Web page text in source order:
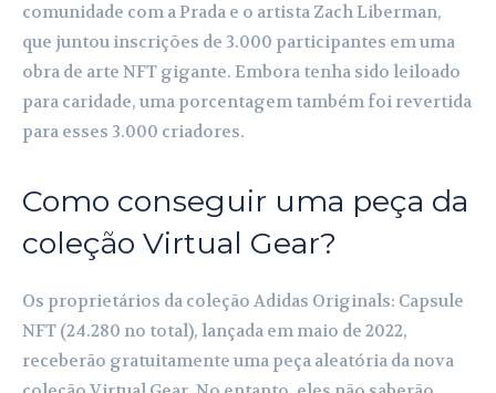
comunidade com a Prada e o artista Zach Liberman,
que juntou inscrições de 3.000 participantes em uma
obra de arte NFT gigante. Embora tenha sido leiloado
para caridade, uma porcentagem também foi revertida
para esses 3.000 criadores.
Como conseguir uma peça da
coleção Virtual Gear?
Os proprietários da coleção Adidas Originals: Capsule
NFT (24.280 no total), lançada em maio de 2022,
receberão gratuitamente uma peça aleatória da nova